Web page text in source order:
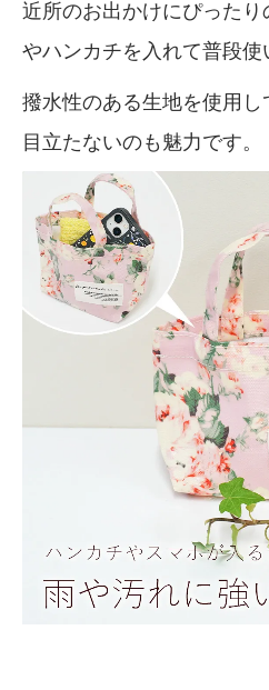
近所のお出かけにぴった
やハンカチを入れて普段使
撥水性のある生地を使用
目立たないのも魅力です。